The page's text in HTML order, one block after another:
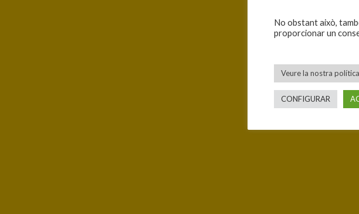
No obstant això,
proporcionar un
Veure la nostra
CONFIGURAR